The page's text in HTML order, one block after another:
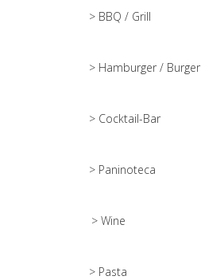
> BBQ / Grill
> Hamburger / Burger
> Cocktail-Bar
> Paninoteca
> Wine
> Pasta